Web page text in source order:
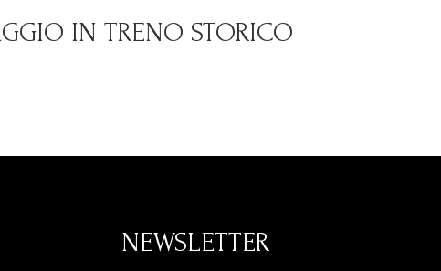
IN TRENO STORICO
NEWSLETTER